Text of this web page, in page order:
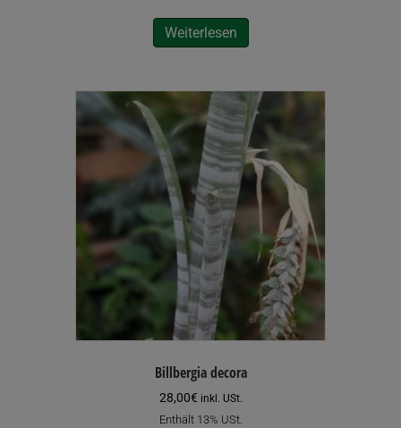
Weiterlesen
Billbergia decora
28,00€ inkl. USt.
Enthält 13% USt.